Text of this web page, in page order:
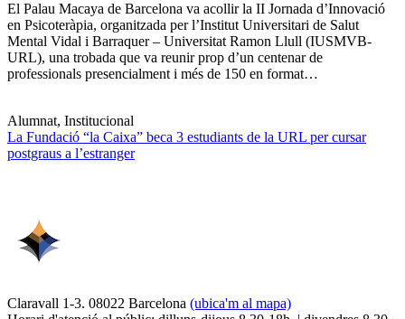
El Palau Macaya de Barcelona va acollir la II Jornada d’Innovació
en Psicoteràpia, organitzada per l’Institut Universitari de Salut
Mental Vidal i Barraquer – Universitat Ramon Llull (IUSMVB-
URL), una trobada que va reunir prop d’un centenar de
professionals presencialment i més de 150 en format…
Alumnat, Institucional
La Fundació “la Caixa” beca 3 estudiants de la URL per cursar
postgraus a l’estranger
Claravall 1-3. 08022 Barcelona (ubica'm al mapa)